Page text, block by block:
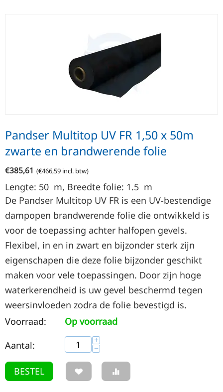
Pandser Multitop UV FR 1,50 x 50m
zwarte en brandwerende folie
€385,61 (€466,59 incl. btw)
Lengte: 50 m, Breedte folie: 1.5 m
De Pandser Multitop UV FR is een UV-bestendige
dampopen brandwerende folie die ontwikkeld is
voor de toepassing achter halfopen gevels.
Flexibel, in en in zwart en bijzonder sterk zijn
eigenschapen die deze folie bijzonder geschikt
maken voor vele toepassingen. Door zijn hoge
waterkerendheid is uw gevel beschermd tegen
weersinvloeden zodra de folie bevestigd is.
Voorraad:
Op voorraad
Aantal:
+
−
BESTEL